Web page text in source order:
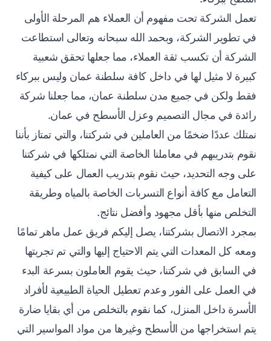
تعمل الشركة تحت مفهوم أن العملاء هم المرحلة الأولى
في تطوير الشركة، وبحمد الله سبحانه وتعالى استطاعت
الشركة أن تكسب ثقة العملاء، مما جعلها تحقق شعبية
كبيرة لا مثيل لها في داخل كافة سلطنة عمان وليس ببركاء
فقط ولكن في جميع مدن سلطنة عمان، مما جعلنا شركة
رائدة في مجال التصميم وعزل الأسطح في عمان.
نمتلك عددًا ضخمًا من العاملين في شركتنا، والتي تمتاز بأننا
نقوم بتدريبهم في معاملنا الخاصة التي نمتلكها في شركتنا
على وجه التحديد، حيث نقوم بتدريب العمال على كيفية
التعامل مع كافة أنواع التسربات الخاصة بالمياه وطريقة
التخلص منها بأقل مجهود وأفضل نتائج.
بمجرد الاتصال بشركتنا، يصل إليكم فريق عمل ماهر تمامًا
ومعه كل المعدات التي يتم الاحتياج إليها والتي تم تجربتها
في السابق في شركتنا، حيث يقوم العاملون بسرعة البدء
في العمل على الفور وعدم تعطيل الحياة الطبيعية لأفراد
الأسرة داخل المنزل، كما نقوم بالتخلص من أي بقايا ضارة
يتم استخراجها من الأسطح وغيرها من مواد المواسير التي